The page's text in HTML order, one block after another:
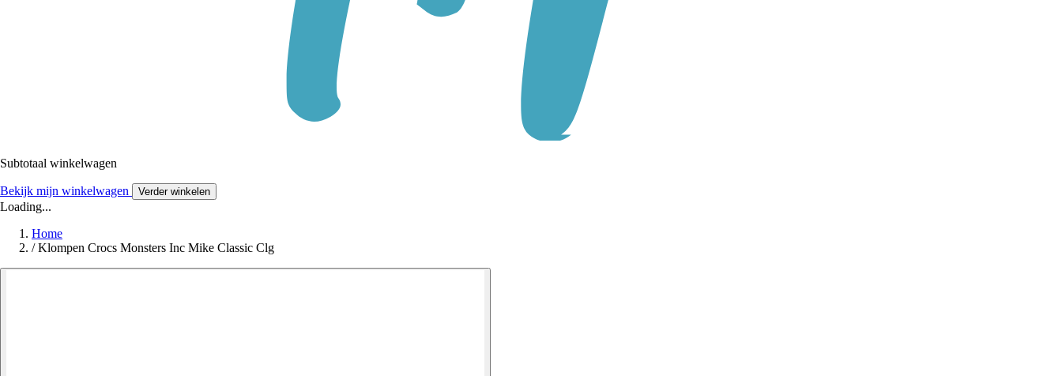
Subtotaal winkelwagen
Bekijk mijn winkelwagen Verder winkelen
Loading...
Home
/ Klompen Crocs Monsters Inc Mike Classic Clg